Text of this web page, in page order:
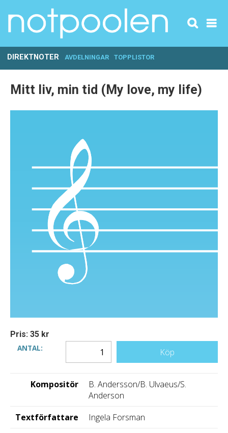
DIREKTNOTER AVDELNINGAR TOPPLISTOR
Mitt liv, min tid (My love, my life)
Pris: 35 kr
ANTAL:
Köp
Kompositör
B. Andersson/B. Ulvaeus/S.
Anderson
Textförfattare
Ingela Forsman